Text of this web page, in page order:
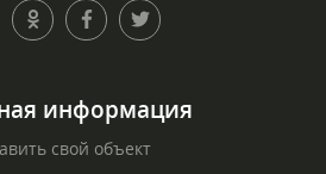
информация
свой объект